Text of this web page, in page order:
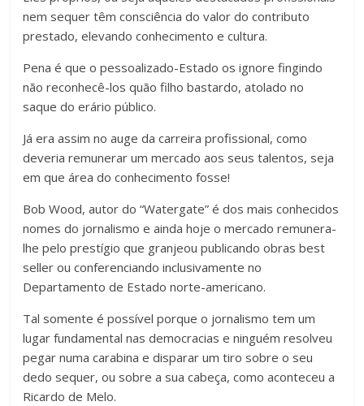
nem sequer têm consciência do valor do contributo
prestado, elevando conhecimento e cultura.
Pena é que o pessoalizado-Estado os ignore fingindo
não reconhecê-los quão filho bastardo, atolado no
saque do erário público.
Já era assim no auge da carreira profissional, como
deveria remunerar um mercado aos seus talentos, seja
em que área do conhecimento fosse!
Bob Wood, autor do “Watergate” é dos mais conhecidos
nomes do jornalismo e ainda hoje o mercado remunera-
lhe pelo prestígio que granjeou publicando obras best
seller ou conferenciando inclusivamente no
Departamento de Estado norte-americano.
Tal somente é possível porque o jornalismo tem um
lugar fundamental nas democracias e ninguém resolveu
pegar numa carabina e disparar um tiro sobre o seu
dedo sequer, ou sobre a sua cabeça, como aconteceu a
Ricardo de Melo.